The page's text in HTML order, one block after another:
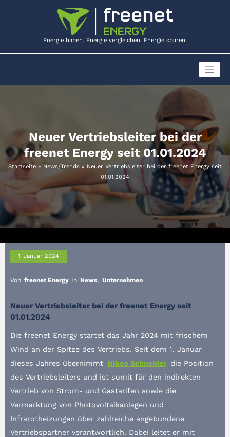
Energie haben. Energie vergleichen. Energie sparen.
Neuer Vertriebsleiter bei der
freenet Energy seit 01.01.2024
Startseite » News/Trends » Neuer Vertriebsleiter bei der freenet Energy seit
01.01.2024
1. Januar 2024
Von freenet Energy In News, Unternehmen
Neuer Vertriebsleiter bei der freenet Energy seit
01.01.2024
Die freenet Energy startet das Jahr 2024 mit frischem
Wind an der Spitze des Vertriebs. Seit dem 1. Januar
dieses Jahres übernimmt Nikos Schneider die Position
des Vertriebsleiters und ist somit für den indirekten
Vertrieb von Strom- und Gastarifen sowie die
Vermarktung von Photovoltaikanlagen und
Infrarotheizungen über zahlreiche angebundene
Vertriebspartner verantwortlich. Dabei leitet er mit